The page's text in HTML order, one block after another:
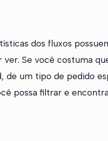
dos fluxos
Se você costuma
de um tipo de pedido
possa filtrar e